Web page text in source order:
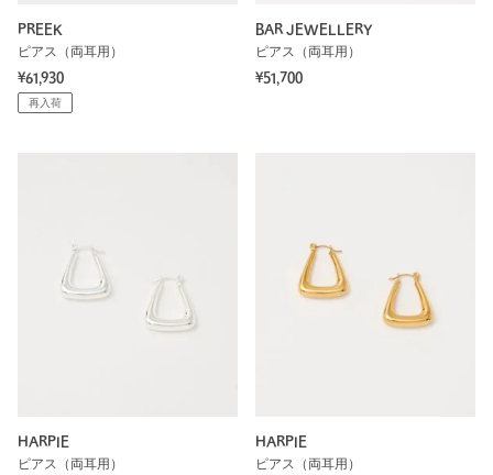
PREEK
ピアス（両耳用）
¥61,930
再入荷
BAR JEWELLERY
ピアス（両耳用）
¥51,700
HARPIE
ピアス（両耳用）
HARPIE
ピアス（両耳用）